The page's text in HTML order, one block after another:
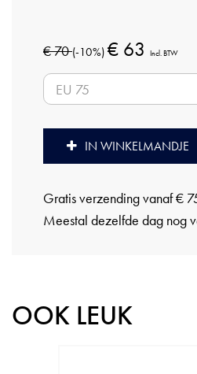
€ 70(-10%) € 63 Incl. BTW
IN WINKELMANDJE
Gratis verzending vanaf €
Meestal dezelfde dag nog
OOK LEUK